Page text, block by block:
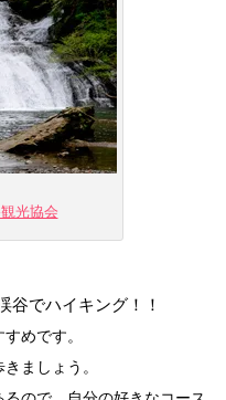
光協会
谷でハイキング！！
めです。
ましょう。